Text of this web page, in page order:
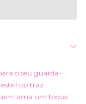
o seu guarda-
top traz
ama um toque